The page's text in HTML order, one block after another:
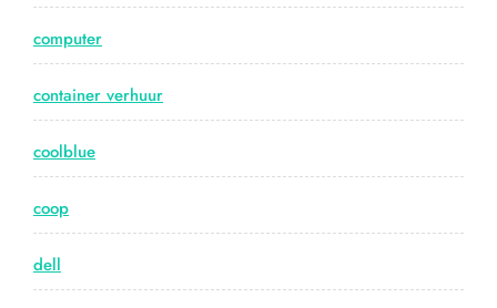
computer
container verhuur
coolblue
coop
dell